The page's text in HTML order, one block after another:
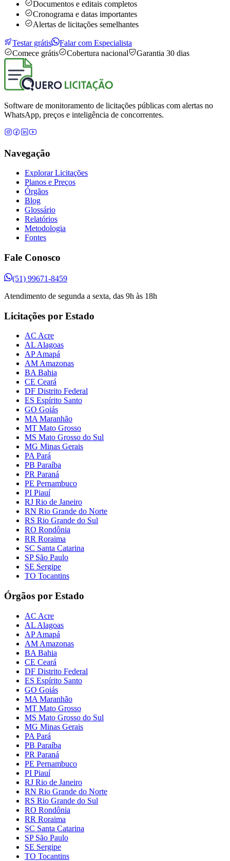
Documentos e editais completos
Cronograma e datas importantes
Alertas de licitações semelhantes
Testar grátis
Falar com Especialista
Comece grátis
Cobertura nacional Garantia 30 dias
Software de monitoramento de licitações públicas com alertas no
WhatsApp, preços e inteligência de concorrentes.
Navegação
Explorar Licitações
Planos e Preços
Órgãos
Blog
Glossário
Relatórios
Metodologia
Fontes
Fale Conosco
(51) 99671-8459
Atendimento de segunda a sexta, das 9h às 18h
Licitações por Estado
AC Acre
AL Alagoas
AP Amapá
AM Amazonas
BA Bahia
CE Ceará
DF Distrito Federal
ES Espírito Santo
GO Goiás
MA Maranhão
MT Mato Grosso
MS Mato Grosso do Sul
MG Minas Gerais
PA Pará
PB Paraíba
PR Paraná
PE Pernambuco
PI Piauí
RJ Rio de Janeiro
RN Rio Grande do Norte
RS Rio Grande do Sul
RO Rondônia
RR Roraima
SC Santa Catarina
SP São Paulo
SE Sergipe
TO Tocantins
Órgãos por Estado
AC Acre
AL Alagoas
AP Amapá
AM Amazonas
BA Bahia
CE Ceará
DF Distrito Federal
ES Espírito Santo
GO Goiás
MA Maranhão
MT Mato Grosso
MS Mato Grosso do Sul
MG Minas Gerais
PA Pará
PB Paraíba
PR Paraná
PE Pernambuco
PI Piauí
RJ Rio de Janeiro
RN Rio Grande do Norte
RS Rio Grande do Sul
RO Rondônia
RR Roraima
SC Santa Catarina
SP São Paulo
SE Sergipe
TO Tocantins